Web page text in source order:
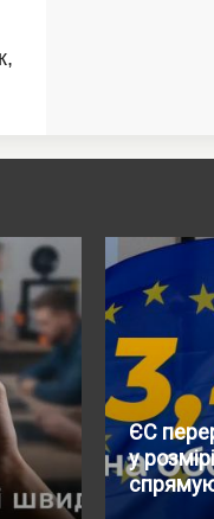
ЄС
у